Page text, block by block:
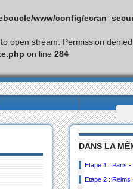
www/config/
open stream: Permission
on line 284
Les collectionneurs
DANS LA
Etape 1 : Paris -
Etape 2 : Reims